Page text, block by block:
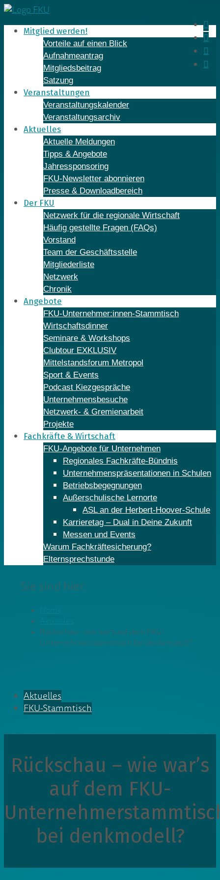
Skip
to
contentMitglied werden!
Vorteile auf einen Blick
Aufnahmeantrag
Mitgliedsbeitrag
Satzung
Veranstaltungen
Veranstaltungskalender
Veranstaltungsarchiv
Aktuelles
Aktuelle Meldungen
Tipps & Angebote
Jahressponsoring
FKU-Newsletter abonnieren
Presse & Downloadbereich
Der FKU
Netzwerk für die regionale Wirtschaft
Häufig gestellte Fragen (FAQs)
Vorstand
Team der Geschäftsstelle
Mitgliederliste
Netzwerk
Chronik
Angebote
FKU-Unternehmer:innen-Stammtisch
Wirtschaftsdinner
Seminare & Workshops
Clubtour EXKLUSIV
Mittelstandsforum Metropol
Sport & Events
Podcast Kiezgespräche
Unternehmensbesuche
Netzwerk- & Gremienarbeit
Projekte
Fachkräfte & Wirtschaft
FKU-Angebote für Unternehmen
Regionales Fachkräfte-Bündnis
Unternehmenspräsentationen in Schulen
Betriebsbegegnungen
Außerschulische Lernorte
ASL an der Herbert-Hoover-Schule
Karrieretag – Dual in Deine Zukunft
Messen und Events
Warum Fachkräftesicherung?
Elternsprechstunde
Sie sind hier:
Rückschau – wie war’s auf dem FKU-
Unternehmerstammtisch bei denkmodell?
Aktuelles
FKU-Stammtisch
Rückschau – wie war’s
auf dem FKU-
bei denkmodell?